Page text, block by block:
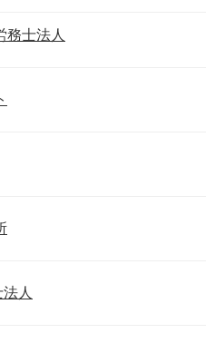
務士法人
人